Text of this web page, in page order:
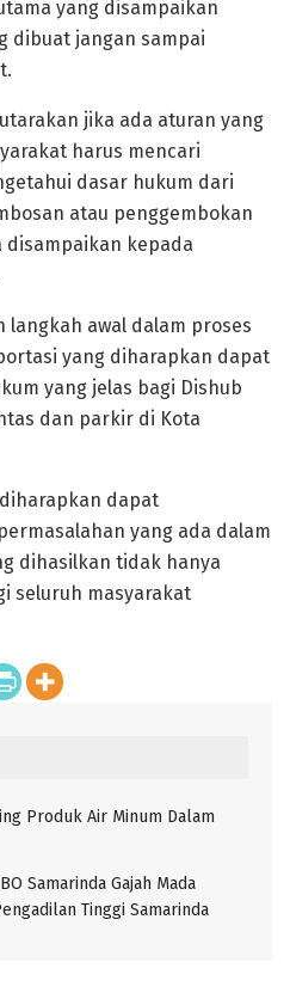
yang disampaikan
dibuat jangan sampai
jika ada aturan yang
harus mencari
dasar hukum dari
atau penggembokan
disampaikan kepada
langkah awal dalam proses
yang diharapkan dapat
yang jelas bagi Dishub
dan parkir di Kota
dapat
yang ada dalam
dihasilkan tidak hanya
seluruh masyarakat
Produk Air Minum Dalam
Samarinda Gajah Mada
Tinggi Samarinda